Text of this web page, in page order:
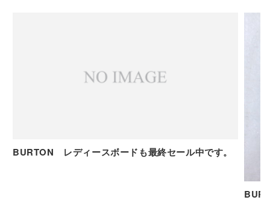
BURTON レディースボードも最終セール中です。